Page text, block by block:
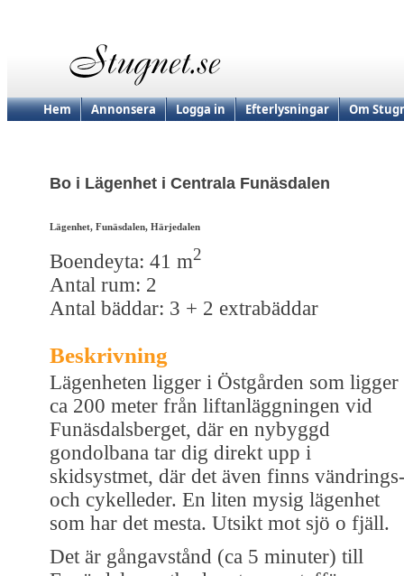
Hem Annonsera Logga in Efterlysningar Om
Bo i Lägenhet i Centrala Funäsdalen
Lägenhet, Funäsdalen, Härjedalen
Boendeyta: 41 m2
Antal rum: 2
Antal bäddar: 3 + 2 extrabäddar
Beskrivning
Lägenheten ligger i Östgården som ligger
ca 200 meter från liftanläggningen vid
Funäsdalsberget, där en nybyggd
gondolbana tar dig direkt upp i
skidsystmet, där det även finns
och cykelleder. En liten mysig lägenhet
som har det mesta. Utsikt mot sjö o fjäll.
Det är gångavstånd (ca 5 minuter) till